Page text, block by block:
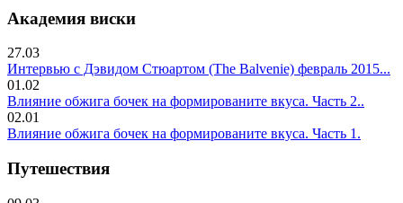
Академия виски
27.03
Интервью с Дэвидом Стюартом (The Balvenie) февраль 2015...
01.02
Влияние обжига бочек на формированите вкуса. Часть 2..
02.01
Влияние обжига бочек на формированите вкуса. Часть 1.
Путешествия